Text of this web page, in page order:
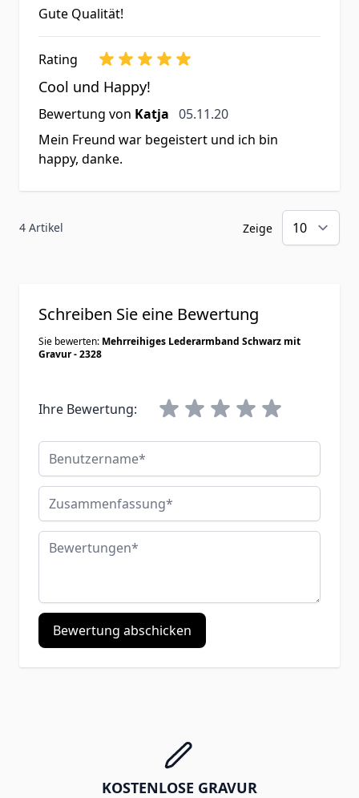
Gute Qualität!
Rating
Cool und Happy!
Bewertung von Katja 5. November 2020
05.11.20
Mein Freund war begeistert und ich bin
happy, danke.
4 Artikel Zeige
Schreiben Sie eine Bewertung
Sie bewerten: Mehrreihiges Lederarmband Schwarz mit
Gravur - 2328
Ihre Bewertung:
Benutzername
Zusammenfassung
Bewertungen
Bewertung abschicken
KOSTENLOSE GRAVUR